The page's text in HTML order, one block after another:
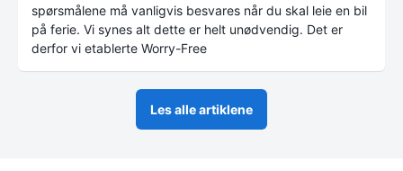
spørsmålene må vanligvis besvares når du skal leie en bil
på ferie. Vi synes alt dette er helt unødvendig. Det er
derfor vi etablerte Worry-Free
Les alle artiklene